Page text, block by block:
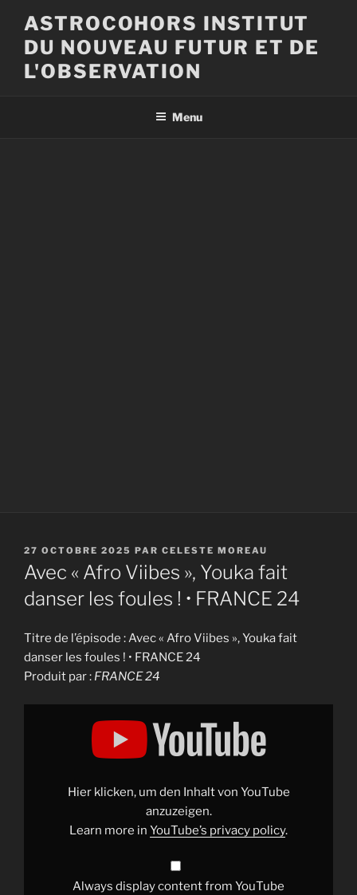
contenu
principal
ASTROCOHORS INSTITUT
DU NOUVEAU FUTUR ET DE
L'OBSERVATION
Menu
PUBLIÉ
LE
27 OCTOBRE 2025 PAR CELESTE MOREAU
Avec « Afro Viibes », Youka fait
danser les foules ! • FRANCE 24
Titre de l’épisode : Avec « Afro Viibes », Youka fait
danser les foules ! • FRANCE 24
Produit par : FRANCE 24
Display
FRANCE
Hier klicken, um den Inhalt von YouTube
anzuzeigen.
Learn more in YouTube’s privacy policy.
Always display content from YouTube